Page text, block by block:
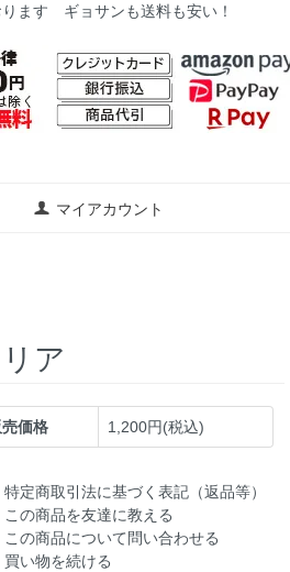
ます ギョサンも送料も安い！
マイアカウント
ア
価格 1,200円(税込)
特定商取引法に基づく表記（返品等）
この商品を友達に教える
この商品について問い合わせる
買い物を続ける